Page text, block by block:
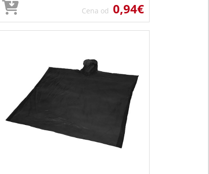
Cena od 0,94€